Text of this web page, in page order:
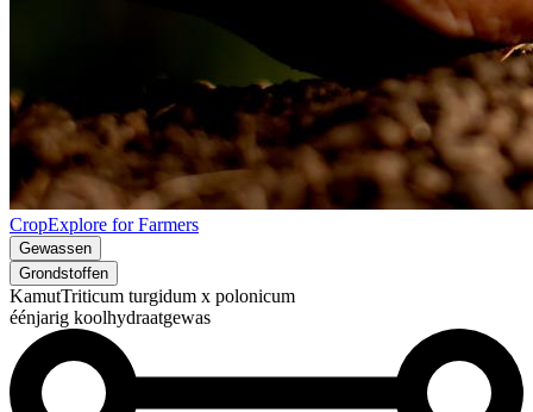
CropExplore for Farmers
Gewassen
Grondstoffen
KamutTriticum turgidum x polonicum
éénjarig koolhydraatgewas